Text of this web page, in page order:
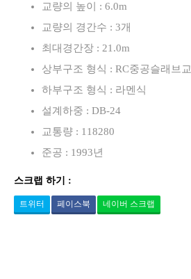
교량의 높이 : 6.0m
교량의 경간수 : 3개
최대경간장 : 21.0m
상부구조 형식 : RC중공슬래브교
하부구조 형식 : 라멘식
설계하중 : DB-24
교통량 : 118280
준공 : 1993년
스크랩 하기 :
트위터 페이스북 네이버 스크랩